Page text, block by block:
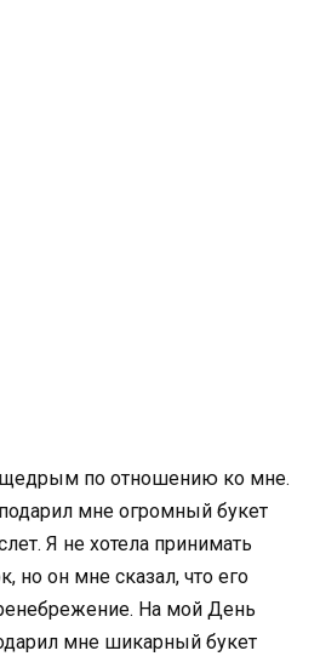
по отношению ко мне.
мне огромный букет
Я не хотела принимать
но он мне сказал, что его
На мой День
мне шикарный букет